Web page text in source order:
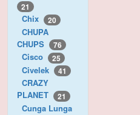
21
Chix 20
CHUPA
CHUPS
76
Cisco 25
Civelek 41
CRAZY
PLANET
21
Cunga Lunga